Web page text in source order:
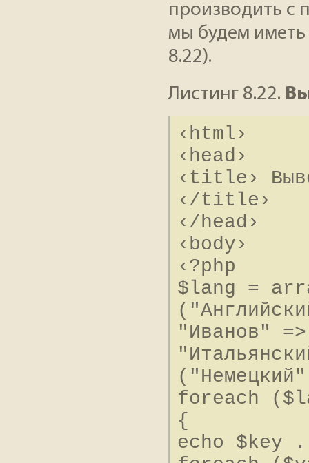
производить с
мы будем
8.22).
Листинг 8.22.
‹html›
‹head›
‹title›
‹/title›
‹/head›
‹body›
‹?php
$lang =
"Иванов"
foreach
{
echo $key